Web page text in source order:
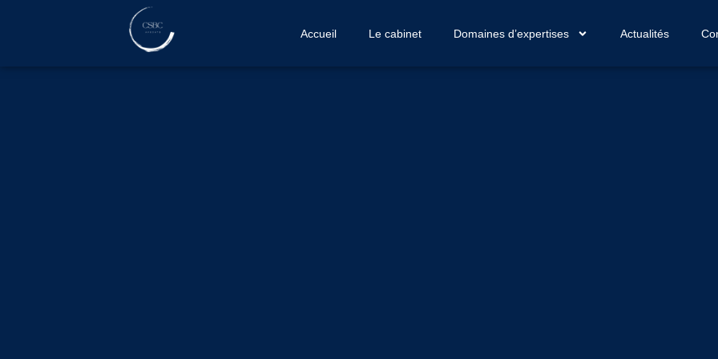
Accueil Le cabinet Domaines d’expertises Actualités